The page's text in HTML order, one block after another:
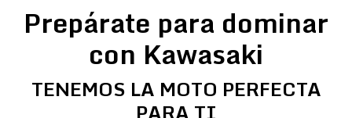
Prepárate para dominar
con Kawasaki
TENEMOS LA MOTO PERFECTA